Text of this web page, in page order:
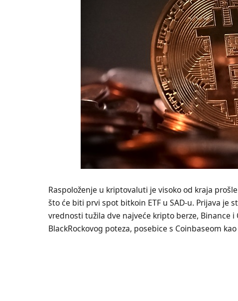
Raspoloženje u kriptovaluti je visoko od kraja
što će biti prvi spot bitkoin ETF u SAD-u. Prijava je
vrednosti tužila dve najveće kripto berze, Binance
BlackRockovog poteza, posebice s Coinbaseom